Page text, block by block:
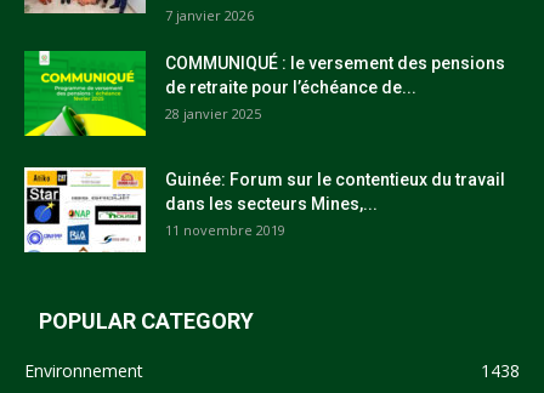
7 janvier 2026
COMMUNIQUÉ : le versement des pensions
de retraite pour l’échéance de...
28 janvier 2025
Guinée: Forum sur le contentieux du travail
dans les secteurs Mines,...
11 novembre 2019
POPULAR CATEGORY
Environnement
1438